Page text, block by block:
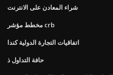
شراء المعادن على الانترنت
مخطط مؤشر crb
اتفاقيات التجارة الدولية كندا
حافة التداول ذ